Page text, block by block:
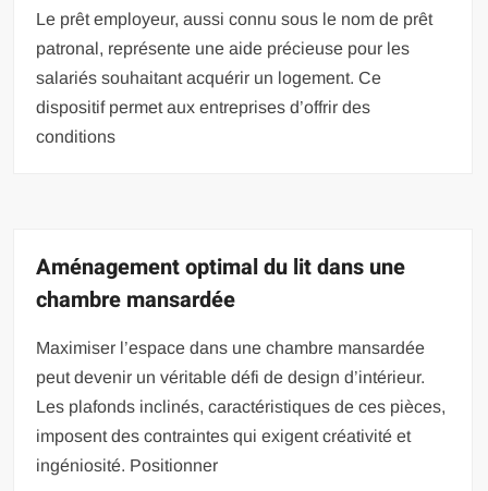
Le prêt employeur, aussi connu sous le nom de prêt
patronal, représente une aide précieuse pour les
salariés souhaitant acquérir un logement. Ce
dispositif permet aux entreprises d’offrir des
conditions
Aménagement optimal du lit dans une
chambre mansardée
Maximiser l’espace dans une chambre mansardée
peut devenir un véritable défi de design d’intérieur.
Les plafonds inclinés, caractéristiques de ces pièces,
imposent des contraintes qui exigent créativité et
ingéniosité. Positionner